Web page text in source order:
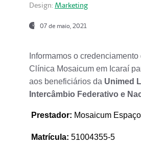
Design: Marketing
07 de maio, 2021
Informamos o
Clínica Mosaicum em Icaraí
aos beneficiários da Unimed
Intercâmbio Federativo e
Prestador: Mosaicum
Matrícula: 51004355-5